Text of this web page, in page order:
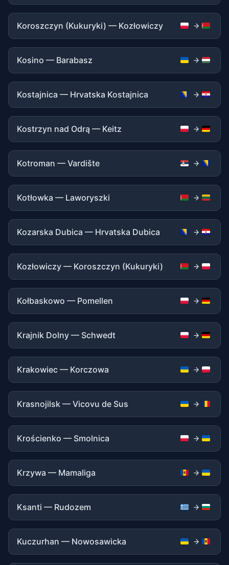
Koroszczyn (Kukuryki) — Kozłowiczy
Kosino — Barabasz
Kostajnica — Hrvatska Kostajnica
Kostrzyn nad Odrą — Keitz
Kotroman — Vardište
Kotłowka — Laworyszki
Kozarska Dubica — Hrvatska Dubica
Kozłowiczy — Koroszczyn (Kukuryki)
Kołbaskowo — Pomellen
Krajnik Dolny — Schwedt
Krakowiec — Korczowa
Krasnojilsk — Vicovu de Sus
Krościenko — Smolnica
Krzywa — Mamaliga
Ksanti — Rudozem
Kuczurhan — Nowosawicka